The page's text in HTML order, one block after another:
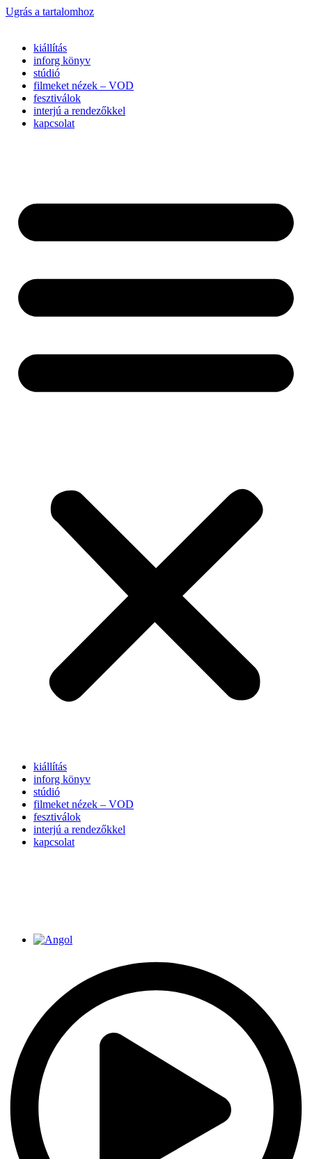
Ugrás a tartalomhoz
kiállítás
inforg könyv
stúdió
filmeket nézek – VOD
fesztiválok
interjú a rendezőkkel
kapcsolat
kiállítás
inforg könyv
stúdió
filmeket nézek – VOD
fesztiválok
interjú a rendezőkkel
kapcsolat